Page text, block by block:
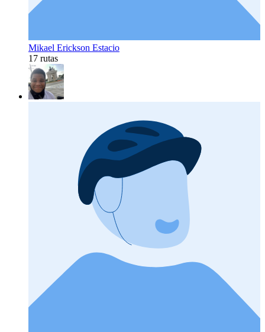
Mikael Erickson Estacio
17 rutas